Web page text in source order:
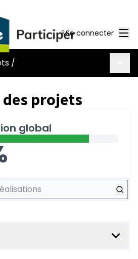
Se connecter
/
projets
global